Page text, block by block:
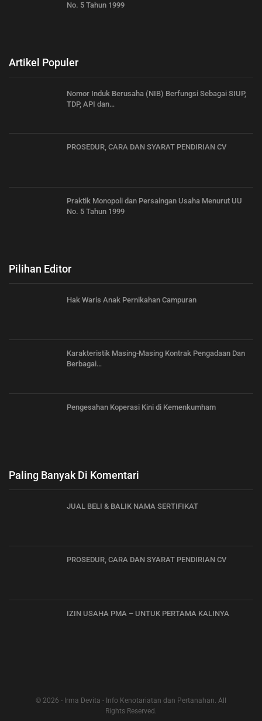
No. 5 Tahun 1999
Artikel Populer
Nomor Induk Berusaha (NIB) Berfungsi Sebagai SIUP,
TDP, API dan…
PROSEDUR, CARA DAN SYARAT PENDIRIAN CV
Praktik Monopoli dan Persaingan Usaha Menurut UU
No. 5 Tahun 1999
Pilihan Editor
Hak Waris Anak Pernikahan Campuran
Karakteristik Masing-Masing Kontrak Pengadaan Dan
Berbagai…
Pengesahan Koperasi Kini di Kemenkumham
Paling Banyak Di Komentari
JUAL BELI & BALIK NAMA SERTIFIKAT
PROSEDUR, CARA DAN SYARAT PENDIRIAN CV
IZIN USAHA PMA – UNTUK PERTAMA KALINYA
© 2026 - Irma Devita - Info Kenotariatan dan Pertanahan. All
Rights Reserved.